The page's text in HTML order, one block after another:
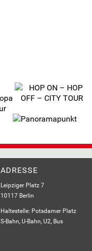
ADRESSE
Leipziger Platz 7
10117 Berlin
Haltestelle: Potsdamer Platz
S-Bahn, U-Bahn, U2, Bus